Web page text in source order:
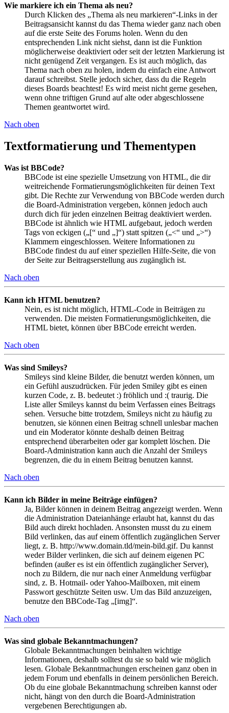
Wie markiere ich ein Thema als neu?
Durch Klicken des „Thema als neu markieren“-Links in der
Beitragsansicht kannst du das Thema wieder ganz nach oben
auf die erste Seite des Forums holen. Wenn du den
entsprechenden Link nicht siehst, dann ist die Funktion
möglicherweise deaktiviert oder seit der letzten Markierung ist
nicht genügend Zeit vergangen. Es ist auch möglich, das
Thema nach oben zu holen, indem du einfach eine Antwort
darauf schreibst. Stelle jedoch sicher, dass du die Regeln
dieses Boards beachtest! Es wird meist nicht gerne gesehen,
wenn ohne triftigen Grund auf alte oder abgeschlossene
Themen geantwortet wird.
Nach oben
Textformatierung und Thementypen
Was ist BBCode?
BBCode ist eine spezielle Umsetzung von HTML, die dir
weitreichende Formatierungsmöglichkeiten für deinen Text
gibt. Die Rechte zur Verwendung von BBCode werden durch
die Board-Administration vergeben, können jedoch auch
durch dich für jeden einzelnen Beitrag deaktiviert werden.
BBCode ist ähnlich wie HTML aufgebaut, jedoch werden
Tags von eckigen („[“ und „]“) statt spitzen („<“ und „>“)
Klammern eingeschlossen. Weitere Informationen zu
BBCode findest du auf einer speziellen Hilfe-Seite, die von
der Seite zur Beitragserstellung aus zugänglich ist.
Nach oben
Kann ich HTML benutzen?
Nein, es ist nicht möglich, HTML-Code in Beiträgen zu
verwenden. Die meisten Formatierungsmöglichkeiten, die
HTML bietet, können über BBCode erreicht werden.
Nach oben
Was sind Smileys?
Smileys sind kleine Bilder, die benutzt werden können, um
ein Gefühl auszudrücken. Für jeden Smiley gibt es einen
kurzen Code, z. B. bedeutet :) fröhlich und :( traurig. Die
Liste aller Smileys kannst du beim Verfassen eines Beitrags
sehen. Versuche bitte trotzdem, Smileys nicht zu häufig zu
benutzen, sie können einen Beitrag schnell unlesbar machen
und ein Moderator könnte deshalb deinen Beitrag
entsprechend überarbeiten oder gar komplett löschen. Die
Board-Administration kann auch die Anzahl der Smileys
begrenzen, die du in einem Beitrag benutzen kannst.
Nach oben
Kann ich Bilder in meine Beiträge einfügen?
Ja, Bilder können in deinem Beitrag angezeigt werden. Wenn
die Administration Dateianhänge erlaubt hat, kannst du das
Bild auch direkt hochladen. Ansonsten musst du zu einem
Bild verlinken, das auf einem öffentlich zugänglichen Server
liegt, z. B. http://www.domain.tld/mein-bild.gif. Du kannst
weder Bilder verlinken, die sich auf deinem eigenen PC
befinden (außer es ist ein öffentlich zugänglicher Server),
noch zu Bildern, die nur nach einer Anmeldung verfügbar
sind, z. B. Hotmail- oder Yahoo-Mailboxen, mit einem
Passwort geschützte Seiten usw. Um das Bild anzuzeigen,
benutze den BBCode-Tag „[img]“.
Nach oben
Was sind globale Bekanntmachungen?
Globale Bekanntmachungen beinhalten wichtige
Informationen, deshalb solltest du sie so bald wie möglich
lesen. Globale Bekanntmachungen erscheinen ganz oben in
jedem Forum und ebenfalls in deinem persönlichen Bereich.
Ob du eine globale Bekanntmachung schreiben kannst oder
nicht, hängt von den durch die Board-Administration
vergebenen Berechtigungen ab.